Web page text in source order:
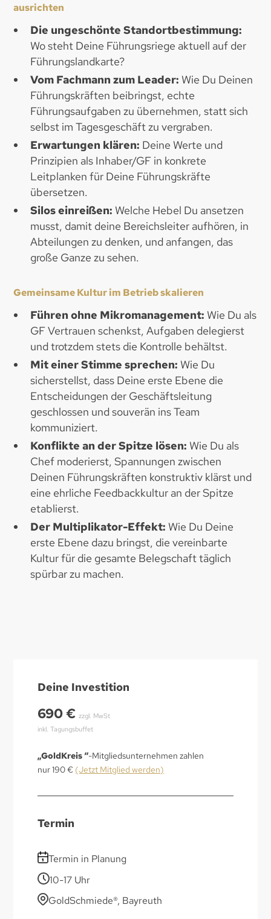
ausrichten
Die ungeschönte Standortbestimmung:
Wo steht Deine Führungsriege aktuell auf der
Führungslandkarte?
Vom Fachmann zum Leader: Wie Du Deinen
Führungskräften beibringst, echte
Führungsaufgaben zu übernehmen, statt sich
selbst im Tagesgeschäft zu vergraben.
Erwartungen klären: Deine Werte und
Prinzipien als Inhaber/GF in konkrete
Leitplanken für Deine Führungskräfte
übersetzen.
Silos einreißen: Welche Hebel Du ansetzen
musst, damit deine Bereichsleiter aufhören, in
Abteilungen zu denken, und anfangen, das
große Ganze zu sehen.
Gemeinsame Kultur im Betrieb skalieren
Führen ohne Mikromanagement: Wie Du als
GF Vertrauen schenkst, Aufgaben delegierst
und trotzdem stets die Kontrolle behältst.
Mit einer Stimme sprechen: Wie Du
sicherstellst, dass Deine erste Ebene die
Entscheidungen der Geschäftsleitung
geschlossen und souverän ins Team
kommuniziert.
Konflikte an der Spitze lösen: Wie Du als
Chef moderierst, Spannungen zwischen
Deinen Führungskräften konstruktiv klärst und
eine ehrliche Feedbackkultur an der Spitze
etablierst.
Der Multiplikator-Effekt: Wie Du Deine
erste Ebene dazu bringst, die vereinbarte
Kultur für die gesamte Belegschaft täglich
spürbar zu machen.
Deine Investition
690 €zzgl. MwSt
inkl. Tagungsbuffet
„GoldKreis “-Mitgliedsunternehmen zahlen
nur 190 € (Jetzt Mitglied werden)
Termin
Termin in Planung
10-17 Uhr
GoldSchmiede®, Bayreuth